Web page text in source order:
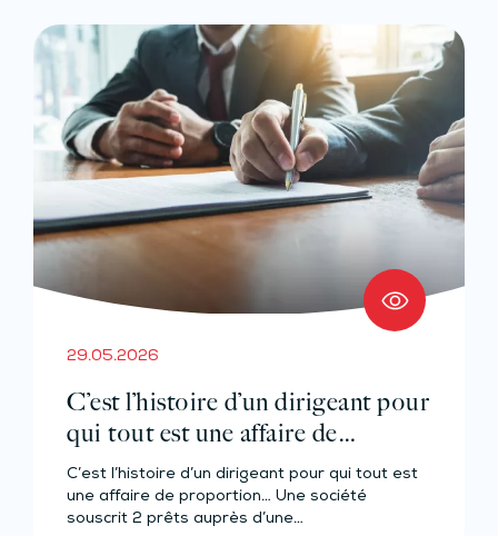
29.05.2026
C’est l’histoire d’un dirigeant pour
qui tout est une affaire de
proportion…
C’est l’histoire d’un dirigeant pour qui tout est
une affaire de proportion… Une société
souscrit 2 prêts auprès d’une…